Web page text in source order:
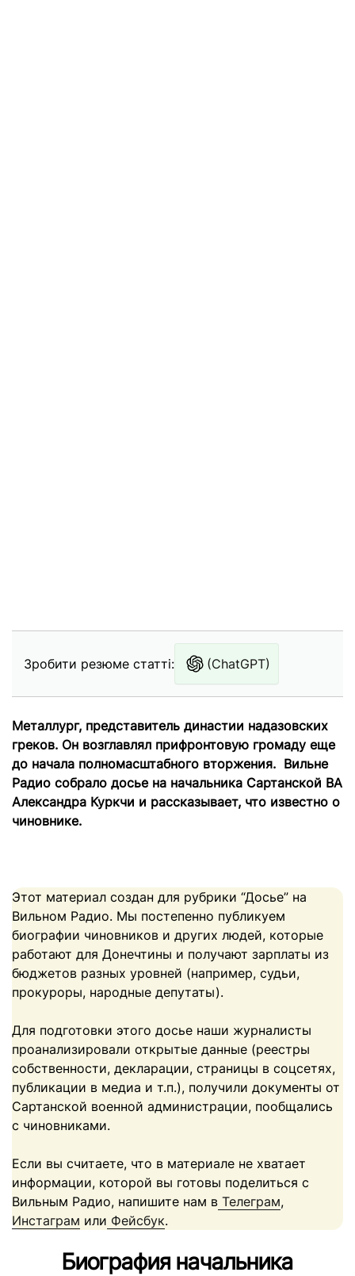
Зробити резюме статті: (ChatGPT)
Металлург, представитель династии надазовских
греков. Он возглавлял прифронтовую громаду еще
до начала полномасштабного вторжения. Вильне
Радио собрало досье на начальника Сартанской ВА
Александра Куркчи и рассказывает, что известно о
чиновнике.
Этот материал создан для рубрики “Досье” на
Вильном Радио. Мы постепенно публикуем
биографии чиновников и других людей, которые
работают для Донечтины и получают зарплаты из
бюджетов разных уровней (например, судьи,
прокуроры, народные депутаты).
Для подготовки этого досье наши журналисты
проанализировали открытые данные (реестры
собственности, декларации, страницы в соцсетях,
публикации в медиа и т.п.), получили документы от
Сартанской военной администрации, пообщались
с чиновниками.
Если вы считаете, что в материале не хватает
информации, которой вы готовы поделиться с
Вильным Радио, напишите нам в Телеграм,
Инстаграм или Фейсбук.
Биография начальника